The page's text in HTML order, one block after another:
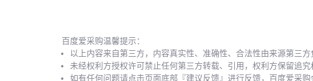
百度爱采购温馨提示：
以上内容来自第三方，内容真实性、准确性、合法性由来源第三方
未经权利方授权许可禁止任何第三方转载、引用，权利方保留追究
如有任何问题请点击页面底部『建议反馈』进行反馈，百度爱采购